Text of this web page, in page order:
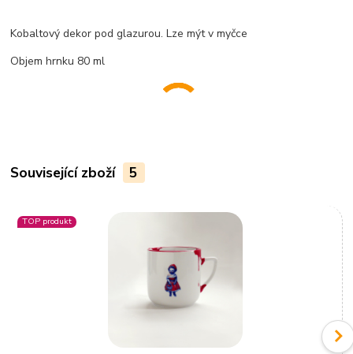
Kobaltový dekor pod glazurou. Lze mýt v myčce
Objem hrnku 80 ml
Související zboží 5
TOP produkt